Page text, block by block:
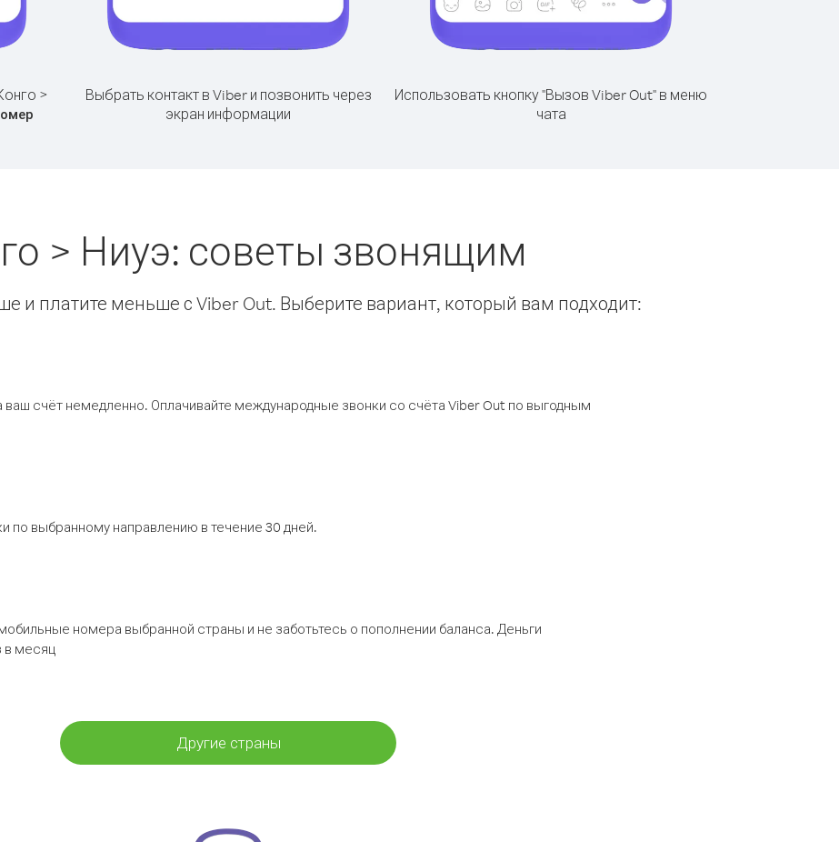
>
Выбрать контакт в Viber и позвонить через
экран информации
Использовать кнопку "Вызов Viber Out" в меню
чата
> Ниуэ: советы звонящим
и платите меньше с Viber Out. Выберите вариант, который вам подходит:
ваш счёт немедленно. Оплачивайте международные звонки со счёта Viber Out по выгодным
по выбранному направлению в течение 30 дней.
номера выбранной страны и не заботьтесь о пополнении баланса. Деньги
в месяц
Другие страны